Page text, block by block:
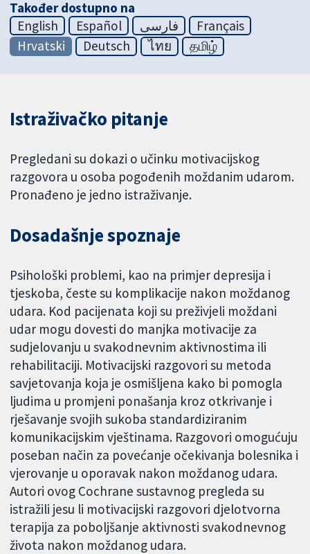
Također dostupno na
English
Español فارسی
Français
Hrvatski
Deutsch ไทย தமிழ்
Istraživačko pitanje
Pregledani su dokazi o učinku motivacijskog
razgovora u osoba pogođenih moždanim udarom.
Pronađeno je jedno istraživanje.
Dosadašnje spoznaje
Psihološki problemi, kao na primjer depresija i
tjeskoba, česte su komplikacije nakon moždanog
udara. Kod pacijenata koji su preživjeli moždani
udar mogu dovesti do manjka motivacije za
sudjelovanju u svakodnevnim aktivnostima ili
rehabilitaciji. Motivacijski razgovori su metoda
savjetovanja koja je osmišljena kako bi pomogla
ljudima u promjeni ponašanja kroz otkrivanje i
rješavanje svojih sukoba standardiziranim
komunikacijskim vještinama. Razgovori omogućuju
poseban način za povećanje očekivanja bolesnika i
vjerovanje u oporavak nakon moždanog udara.
Autori ovog Cochrane sustavnog pregleda su
istražili jesu li motivacijski razgovori djelotvorna
terapija za poboljšanje aktivnosti svakodnevnog
života nakon moždanog udara.